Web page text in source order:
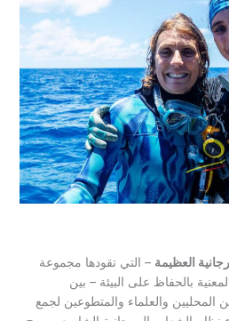
العظيمة– التي تقودها مجموعة
بالحفاظ على البيئة – بين
والعلماء والمتطوعين لجمع